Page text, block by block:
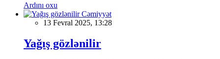
Ardını oxu
Cəmiyyət
13 Fevral 2025, 13:28
Yağış gözlənilir